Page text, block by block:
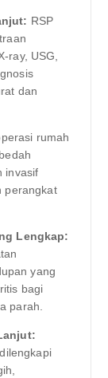
RSP
ray, USG,
dan
rumah
invasif
perangkat
Lengkap:
yang
bagi
parah.